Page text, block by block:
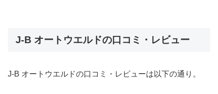
J-B オートウエルドの口コミ・レビュー
J-B オートウエルドの口コミ・レビューは以下の通り。